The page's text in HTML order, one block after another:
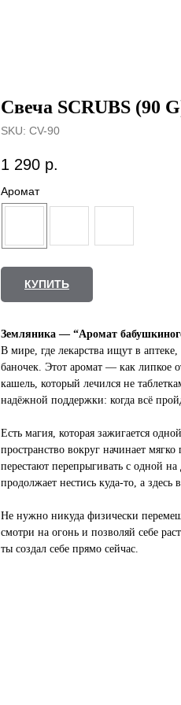
Свеча SCRUBS (90
SKU: CV-90
1 290 р.
Аромат
КУПИТЬ
Земляника — “Аромат
В мире, где лекарства ищут в
баночек. Этот аромат — как липкое
кашель, который лечился не
надёжной поддержки: когда всё
Есть магия, которая зажигается
пространство вокруг начинает мягко
перестают перепрыгивать с одной
продолжает нестись куда-то, а здесь
Не нужно никуда физически
смотри на огонь и позволяй себе
ты создал себе прямо сейчас.